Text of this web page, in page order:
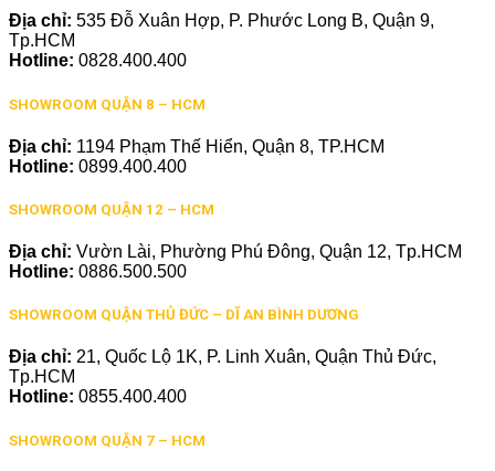
Địa chỉ: 535 Đỗ Xuân Hợp, P. Phước Long B, Quận 9,
Tp.HCM
Hotline: 0828.400.400
SHOWROOM QUẬN 8 – HCM
Địa chỉ: 1194 Phạm Thế Hiển, Quận 8, TP.HCM
Hotline: 0899.400.400
SHOWROOM QUẬN 12 – HCM
Địa chỉ: Vườn Lài, Phường Phú Đông, Quận 12, Tp.HCM
Hotline: 0886.500.500
SHOWROOM QUẬN THỦ ĐỨC – DĨ AN BÌNH DƯƠNG
Địa chỉ: 21, Quốc Lộ 1K, P. Linh Xuân, Quận Thủ Đức,
Tp.HCM
Hotline: 0855.400.400
SHOWROOM QUẬN 7 – HCM